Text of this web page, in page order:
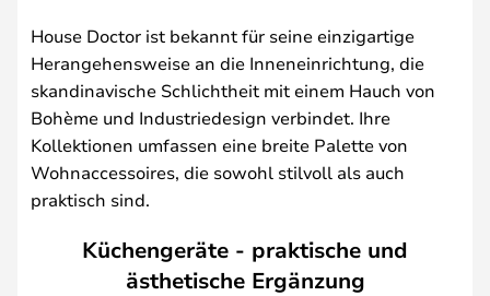
House Doctor ist bekannt für seine einzigartige
Herangehensweise an die Inneneinrichtung, die
skandinavische Schlichtheit mit einem Hauch von
Bohème und Industriedesign verbindet. Ihre
Kollektionen umfassen eine breite Palette von
Wohnaccessoires, die sowohl stilvoll als auch
praktisch sind.
Küchengeräte - praktische und
ästhetische Ergänzung